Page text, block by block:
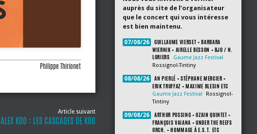
Philippe Thirionet
Article suivant
ALEX KOO : LES CASCADES DE KOO
auprès du site de l’organisateur
que le concert qui vous intéresse
est bien maintenu.
07/08/26
GUILLAUME VIERSET + BARBARA
WIERNIK + AIRELLE BESSON + BJO / N.
LORIERS
Gaume Jazz Festival
Rossignol-Tintiny
08/08/26
AN PIERLÉ + STÉPHANE MERCIER +
ERIK TRUFFAZ + MAXIME BLESIN ETC
Gaume Jazz Festival
Rossignol-
Tintiny
09/08/26
ARTHUR POSSING + OZAIN QUINTET +
FRANÇOIS VAIANA + UNDER THE REEFS
ORCH. + HOMMAGE À E.S.T. ETC